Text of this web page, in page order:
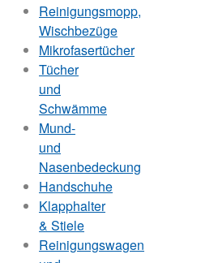
Reinigungsmopp,
Wischbezüge
Mikrofasertücher
Tücher
und
Schwämme
Mund-
und
Nasenbedeckung
Handschuhe
Klapphalter
& Stiele
Reinigungswagen